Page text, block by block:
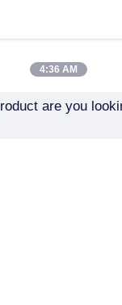
4:36 AM
are you